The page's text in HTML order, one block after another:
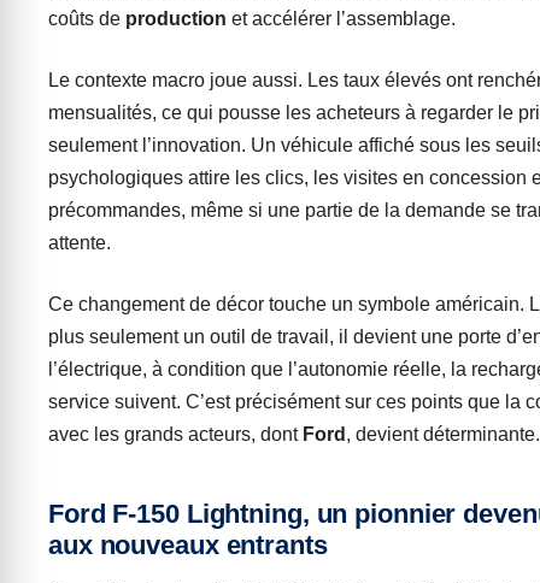
coûts de production et accélérer l’assemblage.
Le contexte macro joue aussi. Les taux élevés ont
mensualités, ce qui pousse les acheteurs à regarder le
seulement l’innovation. Un véhicule affiché sous les
psychologiques attire les clics, les visites en concession
précommandes, même si une partie de la demande se
attente.
Ce changement de décor touche un symbole américain.
plus seulement un outil de travail, il devient une porte
l’électrique, à condition que l’autonomie réelle, la
service suivent. C’est précisément sur ces points que la
avec les grands acteurs, dont Ford , devient déterminante.
Ford F-150 Lightning, un pionnier
aux nouveaux entrants